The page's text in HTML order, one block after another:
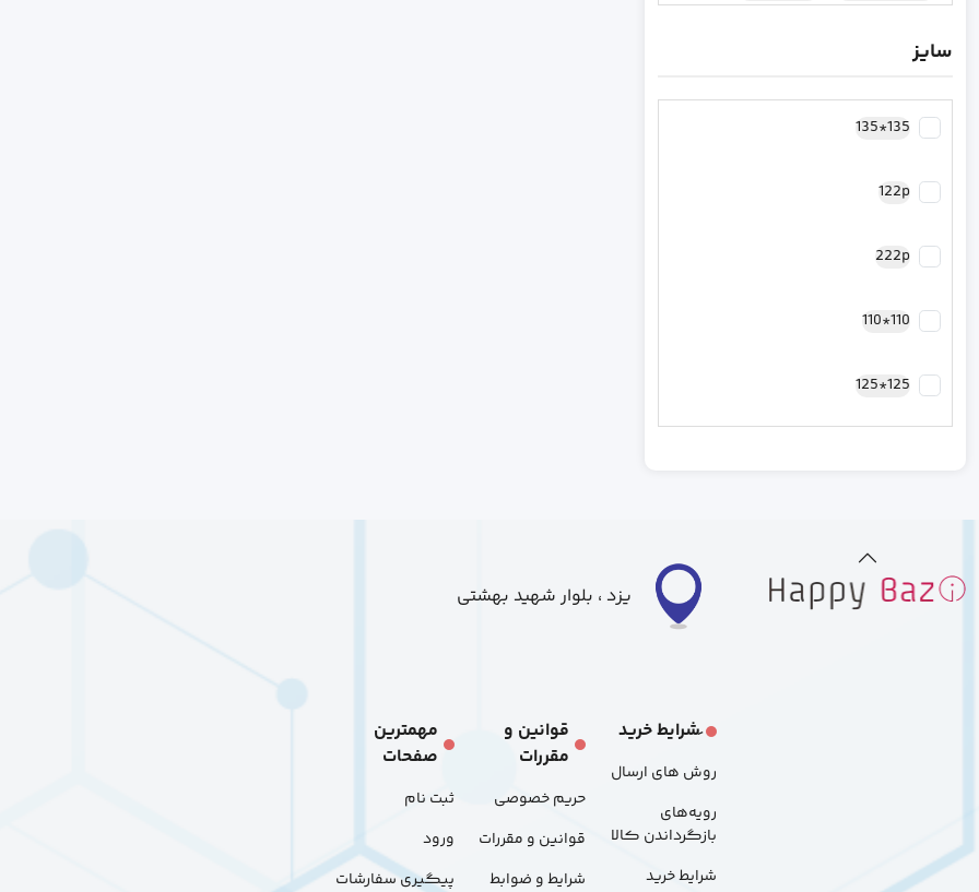
نقره ای
رزگلد مسی
طلایی
سایز
135*135
122p
222p
110*110
125*125
کوچک
یزد ، بلوار شهید بهشتی
َشرایط خرید
روش های ارسال
رویه‌های
بازگرداندن کالا
شرایط خرید
قوانین و
مقررات
حریم خصوصی
قوانین و مقررات
شرایط و ضوابط
مهمترین
صفحات
ثبت نام
ورود
پیگیری سفارشات